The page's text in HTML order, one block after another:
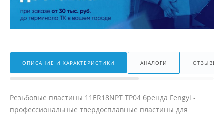
ОПИСАНИЕ И ХАРАКТЕРИСТИКИ АНАЛОГИ ОТЗЫВЫ
Резьбовые пластины 11ER18NPT TP04 бренда Fengyi -
профессиональные твердосплавные пластины для